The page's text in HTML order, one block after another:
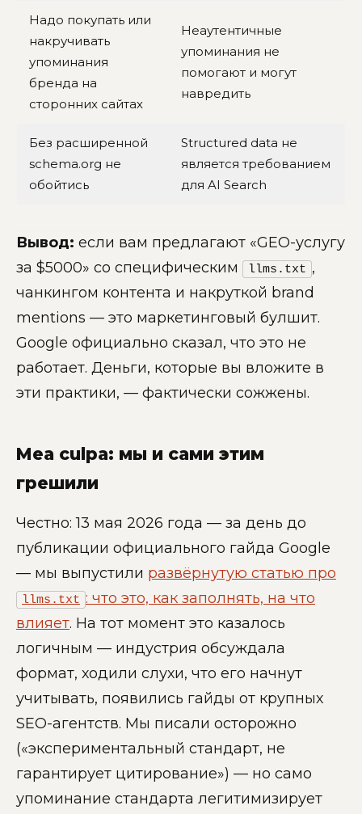
Надо покупать или
накручивать
упоминания
бренда на
сторонних сайтах
Неаутентичные
упоминания не
помогают и могут
навредить
Без расширенной
schema.org не
обойтись
Structured data не
является требованием
для AI Search
Вывод: если вам предлагают «GEO-услугу
за $5000» со специфическим
llms.txt ,
чанкингом контента и накруткой brand
mentions — это маркетинговый булшит.
Google официально сказал, что это не
работает. Деньги, которые вы вложите в
эти практики, — фактически сожжены.
Mea culpa: мы и сами этим
грешили
Честно: 13 мая 2026 года — за день до
публикации официального гайда Google
— мы выпустили развёрнутую статью про
llms.txt : что это, как заполнять, на что
влияет. На тот момент это казалось
логичным — индустрия обсуждала
формат, ходили слухи, что его начнут
учитывать, появились гайды от крупных
SEO-агентств. Мы писали осторожно
(«экспериментальный стандарт, не
гарантирует цитирование») — но само
упоминание стандарта легитимизирует